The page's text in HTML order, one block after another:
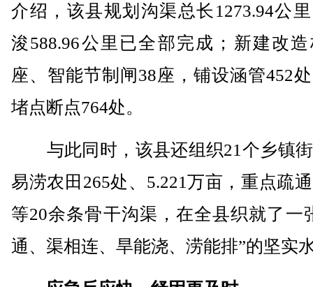
介绍，该县规划沟渠总长1273.94公
浚588.96公里已全部完成；新建改造
座、智能节制闸38座，铺设涵管452
堵点断点764处。
与此同时，该县还组织21个乡镇
易涝农田265处、5.221万亩，重点疏
等20余条骨干沟渠，在全县织就了一
通、渠相连、旱能浇、涝能排”的坚实